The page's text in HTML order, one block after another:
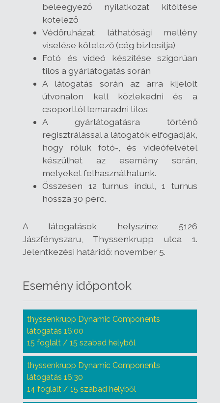
beleegyező nyilatkozat kitöltése
kötelező
Védőruházat: láthatósági mellény
viselése kötelező (cég biztosítja)
Fotó és videó készítése szigorúan
tilos a gyárlátogatás során
A látogatás során az arra kijelölt
útvonalon kell közlekedni és a
csoporttól lemaradni tilos
A gyárlátogatásra történő
regisztrálással a látogatók elfogadják,
hogy róluk fotó-, és videófelvétel
készülhet az esemény során,
melyeket felhasználhatunk.
Összesen 12 turnus indul, 1 turnus
hossza 30 perc.
A látogatások helyszíne: 5126
Jászfényszaru, Thyssenkrupp utca 1.
Jelentkezési határidő: november 5.
Esemény időpontok
thyssenkrupp Dynamic Components
látogatás 16:00
15 foglalt / 15 szabad helyből
thyssenkrupp Dynamic Components
látogatás 16:30
14 foglalt / 15 szabad helyből